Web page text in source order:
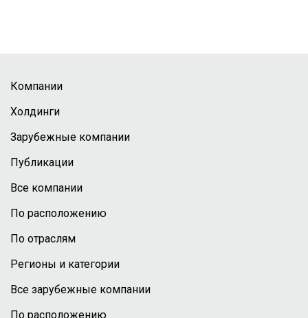
Компании
Холдинги
Зарубежные компании
Публикации
Все компании
По расположению
По отраслям
Регионы и категории
Все зарубежные компании
По расположению